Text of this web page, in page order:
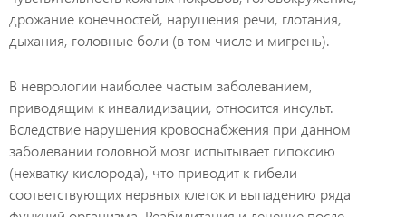
дрожание конечностей, нарушения речи, глотания,
дыхания, головные боли (в том числе и мигрень).
В неврологии наиболее частым заболеванием,
приводящим к инвалидизации, относится инсульт.
Вследствие нарушения кровоснабжения при данном
заболевании головной мозг испытывает гипоксию
(нехватку кислорода), что приводит к гибели
соответствующих нервных клеток и выпадению ряда